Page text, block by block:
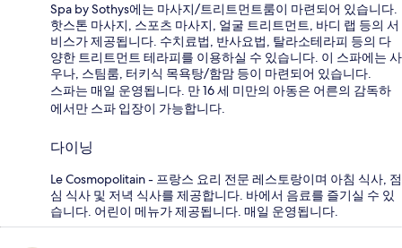
Spa by Sothys에는 마사지/트리트먼트룸이 마련되어 있습니다.
핫스톤 마사지, 스포츠 마사지, 얼굴 트리트먼트, 바디 랩 등의 서
비스가 제공됩니다. 수치료법, 반사요법, 탈라소테라피 등의 다
양한 트리트먼트 테라피를 이용하실 수 있습니다. 이 스파에는 사
우나, 스팀룸, 터키식 목욕탕/함맘 등이 마련되어 있습니다.
스파는 매일 운영됩니다. 만 16 세 미만의 아동은 어른의 감독하
에서만 스파 입장이 가능합니다.
다이닝
Le Cosmopolitain - 프랑스 요리 전문 레스토랑이며 아침 식사, 점
심 식사 및 저녁 식사를 제공합니다. 바에서 음료를 즐기실 수 있
습니다. 어린이 메뉴가 제공됩니다. 매일 운영됩니다.